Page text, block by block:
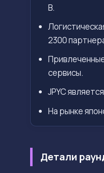
B.
2300
сервисы.
JPYC
На рынке
Детали